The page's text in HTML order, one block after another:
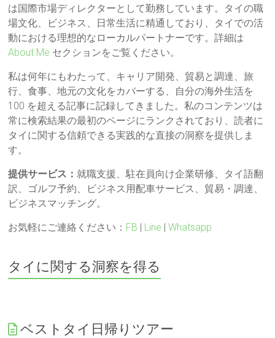
は国際市場ディレクターとして勤務しています。タイの職
場文化、ビジネス、日常生活に精通しており、タイでの活
動における理想的なローカルパートナーです。詳細は
About Me セクションをご覧ください。
私は何年にもわたって、キャリア開発、貿易と調達、旅
行、食事、地元の文化をカバーする、自分の海外生活を
100 を超える記事に記録してきました。私のコンテンツは
常に検索結果の最初のページにランクされており、読者に
タイに関する信頼できる実践的な直接の洞察を提供しま
す。
提供サービス：就職支援、駐在員向け企業研修、タイ語翻
訳、ゴルフ予約、ビジネス用配車サービス、貿易・調達、
ビジネスマッチング。
お気軽にご連絡ください： FB | Line |Whatsapp
タイに関する洞察を得る
ベストタイ日帰りツアー